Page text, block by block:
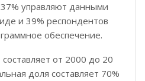
управляют данными
и 39% респондентов
обеспечение.
от 2000 до 20
доля составляет 70%